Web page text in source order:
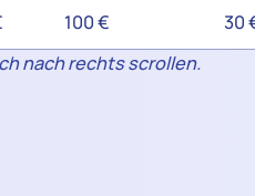
100 €
30
nach rechts scrollen.